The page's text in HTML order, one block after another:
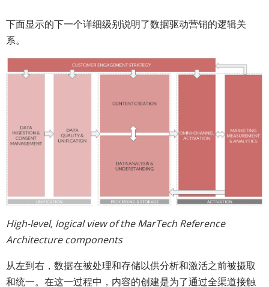
下面显示的下一个详细级别说明了数据驱动营销的逻辑关
系。
High-level, logical view of the MarTech Reference
Architecture components
从左到右，数据在被处理和存储以供分析和激活之前被摄取
和统一。在这一过程中，内容的创建是为了通过全渠道接触